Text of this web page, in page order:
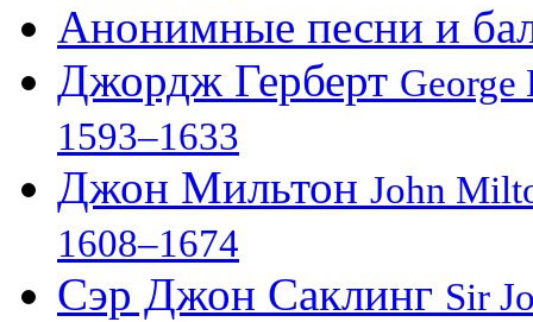
Анонимные песни и
Джордж Герберт George
1593–1633
Джон Мильтон John
1608–1674
Сэр Джон Саклинг Sir